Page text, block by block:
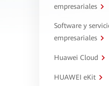
empresariales
Software y
empresariales
Huawei Cloud
HUAWEI eKit